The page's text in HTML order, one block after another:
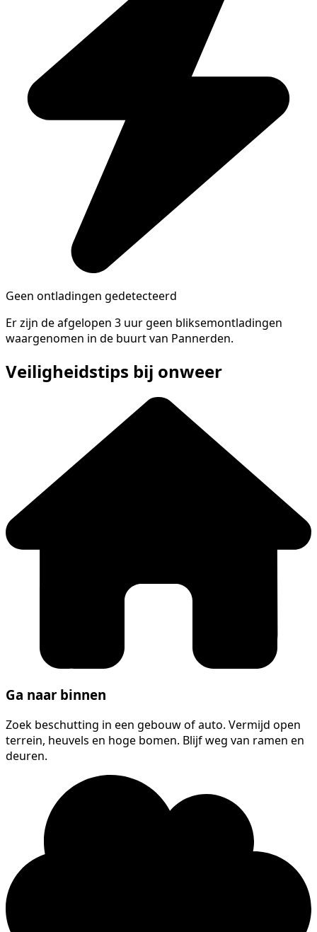
Geen ontladingen gedetecteerd
Er zijn de afgelopen 3 uur geen bliksemontladingen
waargenomen in de buurt van Pannerden.
Veiligheidstips bij onweer
Ga naar binnen
Zoek beschutting in een gebouw of auto. Vermijd open
terrein, heuvels en hoge bomen. Blijf weg van ramen en
deuren.